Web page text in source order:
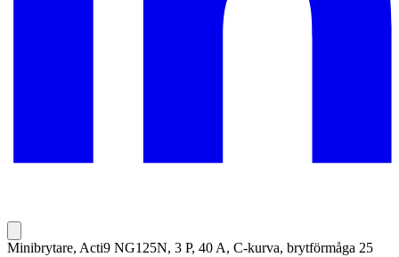
Minibrytare, Acti9 NG125N, 3 P, 40 A, C-kurva, brytförmåga 25